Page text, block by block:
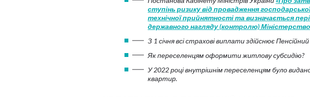
ступінь ризику від провадження
технічної прийнятності та визначається
державного нагляду (контролю)
З 1 січня всі страхові виплати здійснює
Як переселенцям оформити житлову субсидію?
У 2022 році внутрішнім переселенцям було
квартир.